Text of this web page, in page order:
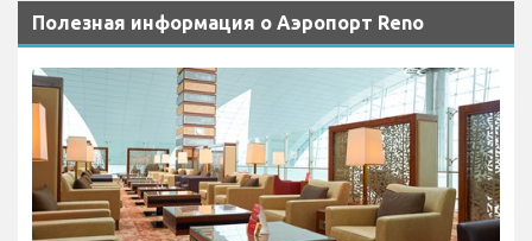
Полезная информация о Аэропорт Reno